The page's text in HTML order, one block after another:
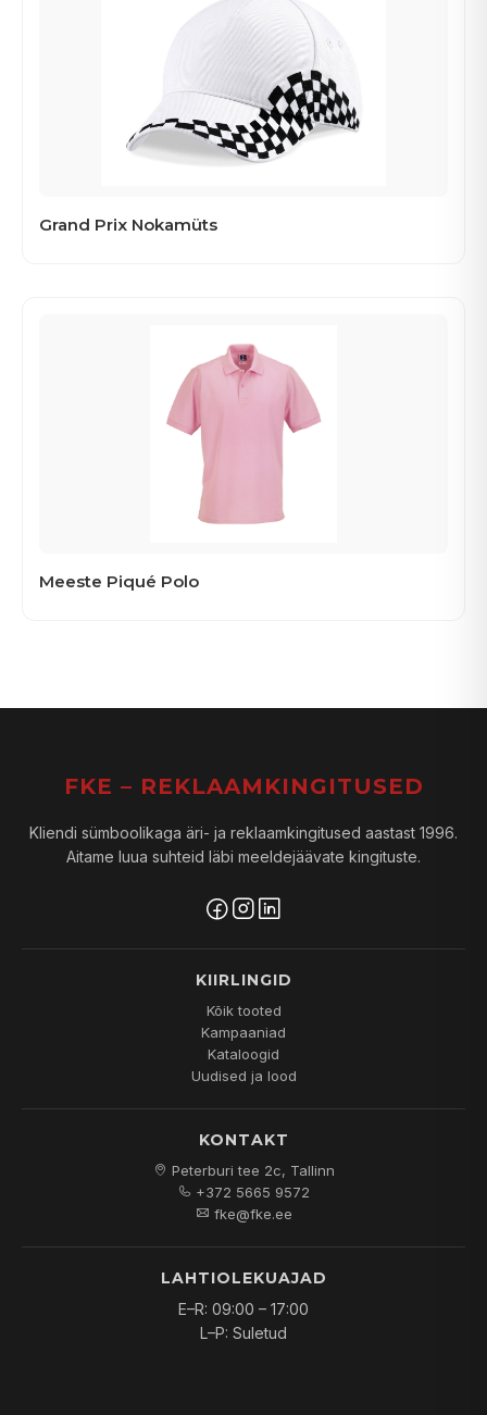
Grand Prix Nokamüts
Meeste Piqué Polo
FKE – REKLAAMKINGITUSED
Kliendi sümboolikaga äri- ja reklaamkingitused aastast 1996.
Aitame luua suhteid läbi meeldejäävate kingituste.
KIIRLINGID
Kõik tooted
Kampaaniad
Kataloogid
Uudised ja lood
KONTAKT
Peterburi tee 2c, Tallinn
+372 5665 9572
fke@fke.ee
LAHTIOLEKUAJAD
E–R: 09:00 – 17:00
L–P: Suletud